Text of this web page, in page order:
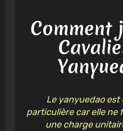
Comment
Le yanyuedao est
particulière car elle ne
une charge